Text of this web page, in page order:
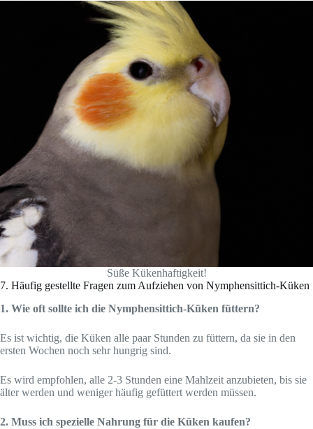
Süße Kükenhaftigkeit!
7. Häufig gestellte Fragen zum Aufziehen von Nymphensittich-Küken
1. Wie oft sollte ich die Nymphensittich-Küken füttern?
Es ist wichtig, die Küken alle paar Stunden zu füttern, da sie in den
ersten Wochen noch sehr hungrig sind.
Es wird empfohlen, alle 2-3 Stunden eine Mahlzeit anzubieten, bis sie
älter werden und weniger häufig gefüttert werden müssen.
2. Muss ich spezielle Nahrung für die Küken kaufen?